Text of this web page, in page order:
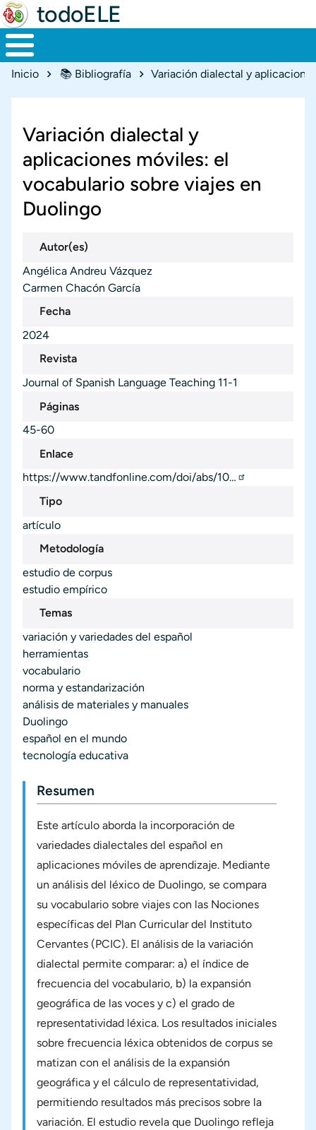
todoELE
Ruta de navegación
Inicio 📚 Bibliografía
Variación dialectal y
aplicaciones móviles: el
vocabulario sobre viajes en
Duolingo
Autor(es)
Angélica Andreu Vázquez
Carmen Chacón García
Fecha
2024
Revista
Journal of Spanish Language Teaching 11-1
Páginas
45-60
Enlace
https://www.tandfonline.com/doi/abs/10…
Tipo
artículo
Metodología
estudio de corpus
estudio empírico
Temas
variación y variedades del español
herramientas
vocabulario
norma y estandarización
análisis de materiales y manuales
Duolingo
español en el mundo
tecnología educativa
Resumen
Este artículo aborda la incorporación de
variedades dialectales del español en
aplicaciones móviles de aprendizaje. Mediante
un análisis del léxico de Duolingo, se compara
su vocabulario sobre viajes con las Nociones
específicas del Plan Curricular del Instituto
Cervantes (PCIC). El análisis de la variación
dialectal permite comparar: a) el índice de
frecuencia del vocabulario, b) la expansión
geográfica de las voces y c) el grado de
representatividad léxica. Los resultados iniciales
sobre frecuencia léxica obtenidos de corpus se
matizan con el análisis de la expansión
geográfica y el cálculo de representatividad,
permitiendo resultados más precisos sobre la
variación. El estudio revela que Duolingo refleja